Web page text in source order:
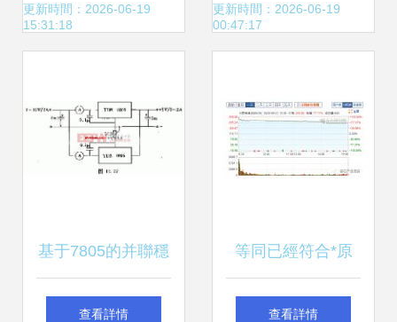
局設計
更新時間：2026-06-19
15:31:18
成電路設計引領創
更新時間：2026-06-19
00:47:17
基于7805的并聯穩
壓電路設計詳解
查看詳情
等同已經符合*原
《電通傳……依據
查看詳情